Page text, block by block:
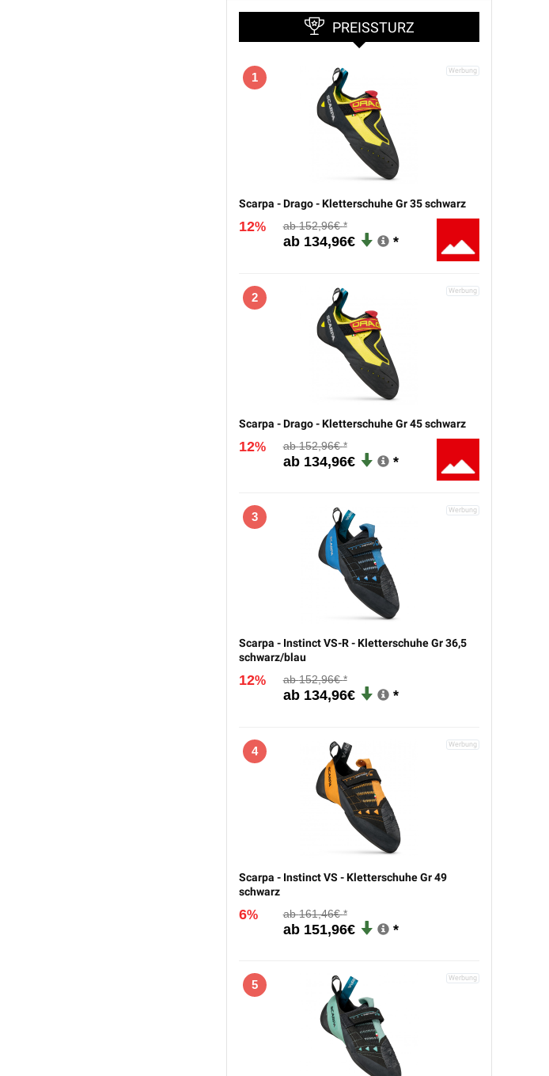
PREISSTURZ
1
Scarpa - Drago - Kletterschuhe Gr 35 schwarz
12% 152,96€
134,96€
2
Scarpa - Drago - Kletterschuhe Gr 45 schwarz
12% 152,96€
134,96€
3
Scarpa - Instinct VS-R - Kletterschuhe Gr 36,5
schwarz/blau
12% 152,96€
134,96€
4
Scarpa - Instinct VS - Kletterschuhe Gr 49
schwarz
6% 161,46€
151,96€
5